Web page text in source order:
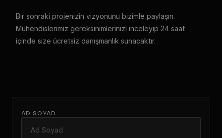
Bir sonraki projenizin vizyonunu bizimle paylaşın.
Mühendislerimiz gereksinimlerinizi inceleyip 24 saat
içinde size ücretsiz danışmanlık sunacaktır.
AD SOYAD